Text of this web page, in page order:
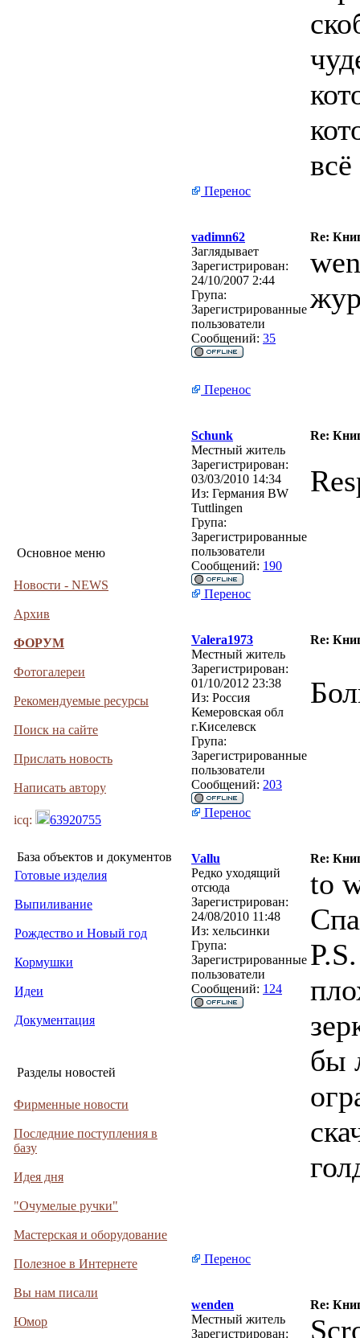
Основное меню
Новости - NEWS
Архив
ФОРУМ
Фотогалереи
Рекомендуемые ресурсы
Поиск на сайте
Прислать новость
Написать автору
icq: 63920755
База объектов и документов
Готовые изделия
Выпиливание
Рождество и Новый год
Кормушки
Идеи
Документация
Разделы новостей
Фирменные новости
Последние поступления в
базу
Идея дня
"Очумелые ручки"
Мастерская и оборудование
Полезное в Интернете
Вы нам писали
Юмор
Перенос
vadimn62
Re:
Заглядывает
Зарегистрирован:
24/10/2007 2:44
Група:
Зарегистрированные
пользователи
Сообщений: 35
Перенос
Schunk
Re:
Местный житель
Зарегистрирован:
03/03/2010 14:34
Из: Германия BW
Tuttlingen
Група:
Зарегистрированные
пользователи
Сообщений: 190
Перенос
Valera1973
Re:
Местный житель
Зарегистрирован:
01/10/2012 23:38
Из: Россия
Кемеровская обл
г.Киселевск
Група:
Зарегистрированные
пользователи
Сообщений: 203
Перенос
Vallu
Re:
Редко уходящий
отсюда
Зарегистрирован:
24/08/2010 11:48
Из: хельсинки
Група:
Зарегистрированные
пользователи
Сообщений: 124
to
бы
Перенос
wenden
Re:
Местный житель
Зарегистрирован: